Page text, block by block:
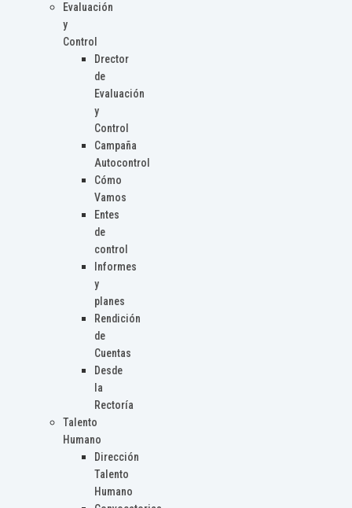
Evaluación
y
Control
Drector
de
Evaluación
y
Control
Campaña
Autocontrol
Cómo
Vamos
Entes
de
control
Informes
y
planes
Rendición
de
Cuentas
Desde
la
Rectoría
Talento
Humano
Dirección
Talento
Humano